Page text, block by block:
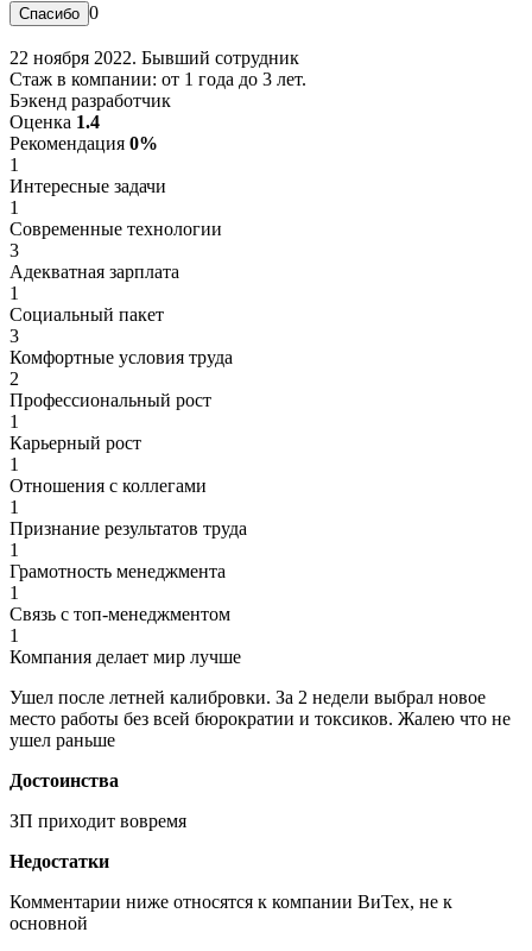
0
22 ноября 2022. Бывший сотрудник
Стаж в компании: от 1 года до 3 лет.
Бэкенд разработчик
Оценка 1.4
Рекомендация 0%
1
Интересные задачи
1
Современные технологии
3
Адекватная зарплата
1
Социальный пакет
3
Комфортные условия труда
2
Профессиональный рост
1
Карьерный рост
1
Отношения с коллегами
1
Признание результатов труда
1
Грамотность менеджмента
1
Связь с топ-менеджментом
1
Компания делает мир лучше
Ушел после летней калибровки. За 2 недели выбрал новое
место работы без всей бюрократии и токсиков. Жалею что не
ушел раньше
Достоинства
ЗП приходит вовремя
Недостатки
Комментарии ниже относятся к компании ВиТех, не к
основной